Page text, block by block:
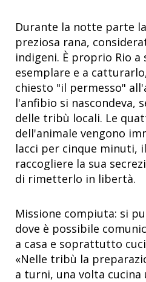
Durante la notte parte
preziosa rana,
indigeni. È proprio Rio a
esemplare e a
chiesto "il permesso"
l'anfibio si nascondeva,
delle tribù locali. Le
dell'animale vengono
lacci per cinque minuti,
raccogliere la sua
di rimetterlo in libertà.
Missione compiuta: si
dove è possibile
a casa e soprattutto
«Nelle tribù la
a turni, una volta cucina